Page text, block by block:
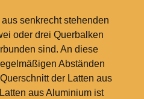
senkrecht stehenden
oder drei Querbalken
sind. An diese
Abständen
der Latten aus
aus Aluminium ist